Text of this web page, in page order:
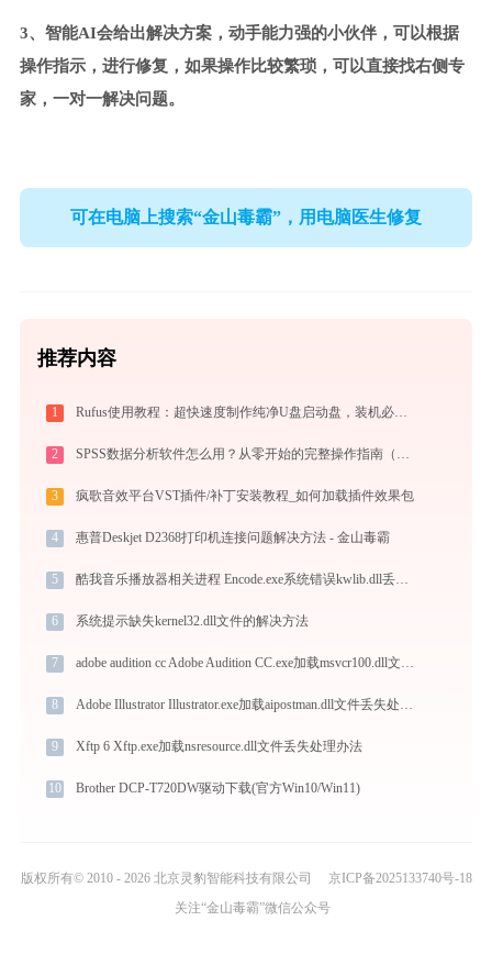
3、智能AI会给出解决方案，动手能力强的小伙伴，可以根据
操作指示，进行修复，如果操作比较繁琐，可以直接找右侧专
家，一对一解决问题。
可在电脑上搜索“金山毒霸”，用电脑医生修复
推荐内容
1 Rufus使用教程：超快速度制作纯净U盘启动盘，装机必备免费工具
2 SPSS数据分析软件怎么用？从零开始的完整操作指南（附实战案例）
3 疯歌音效平台VST插件/补丁安装教程_如何加载插件效果包
4 惠普Deskjet D2368打印机连接问题解决方法 - 金山毒霸
5 酷我音乐播放器相关进程 Encode.exe系统错误kwlib.dll丢失如何解决
6 系统提示缺失kernel32.dll文件的解决方法
7 adobe audition cc Adobe Audition CC.exe加载msvcr100.dll文件丢失处理办法
8 Adobe Illustrator Illustrator.exe加载aipostman.dll文件丢失处理办法
9 Xftp 6 Xftp.exe加载nsresource.dll文件丢失处理办法
10 Brother DCP-T720DW驱动下载(官方Win10/Win11)
版权所有© 2010 - 2026 北京灵豹智能科技有限公司
京ICP备2025133740号-18
关注“金山毒霸”微信公众号